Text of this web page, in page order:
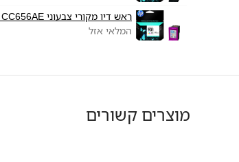
ראש דיו מקורי צבעוני HP 901 CC656AE
המלאי אזל
מוצרים קשורים